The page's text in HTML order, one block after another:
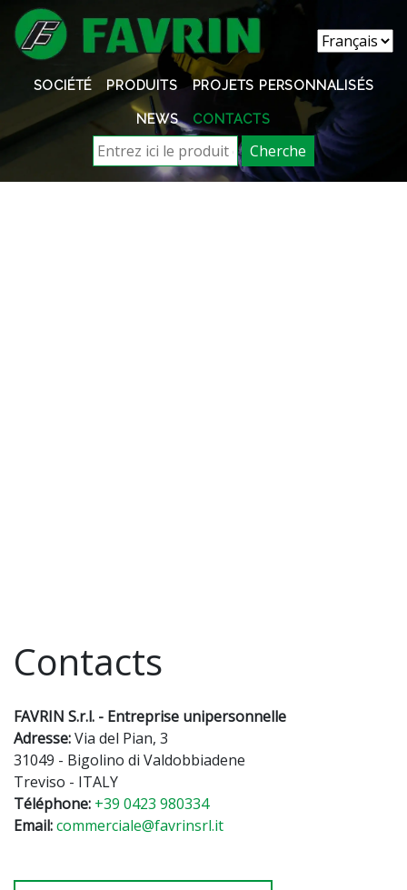
SOCIÉTÉ PRODUITS PROJETS PERSONNALISÉS
NEWS CONTACTS
Cherche
Contacts
FAVRIN S.r.l. - Entreprise unipersonnelle
Adresse:Via del Pian, 3
31049 - Bigolino di Valdobbiadene
Treviso - ITALY
Téléphone: +39 0423 980334
Email:commerciale@favrinsrl.it